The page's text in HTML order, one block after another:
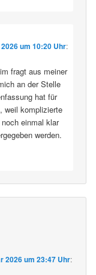
um 10:20 Uhr:
fragt aus meiner
an der Stelle
hat für
weil komplizierte
einmal klar
werden.
2026 um 23:47 Uhr: